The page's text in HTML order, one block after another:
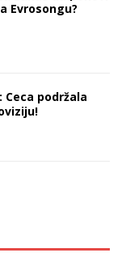
Evrosongu?
Ceca podržala